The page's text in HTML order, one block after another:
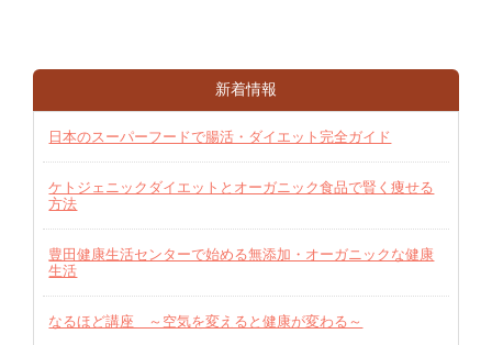
新着情報
日本のスーパーフードで腸活・ダイエット完全ガイド
ケトジェニックダイエットとオーガニック食品で賢く痩せる
方法
豊田健康生活センターで始める無添加・オーガニックな健康
生活
なるほど講座 ～空気を変えると健康が変わる～